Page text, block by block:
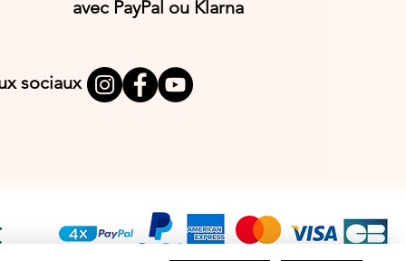
avec PayPal ou Klarna
sociaux